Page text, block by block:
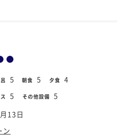
5 朝食 5 夕食 4
5 その他設備 5
13日
ン